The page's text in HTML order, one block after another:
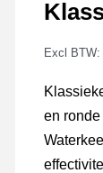
Excl BTW:
en